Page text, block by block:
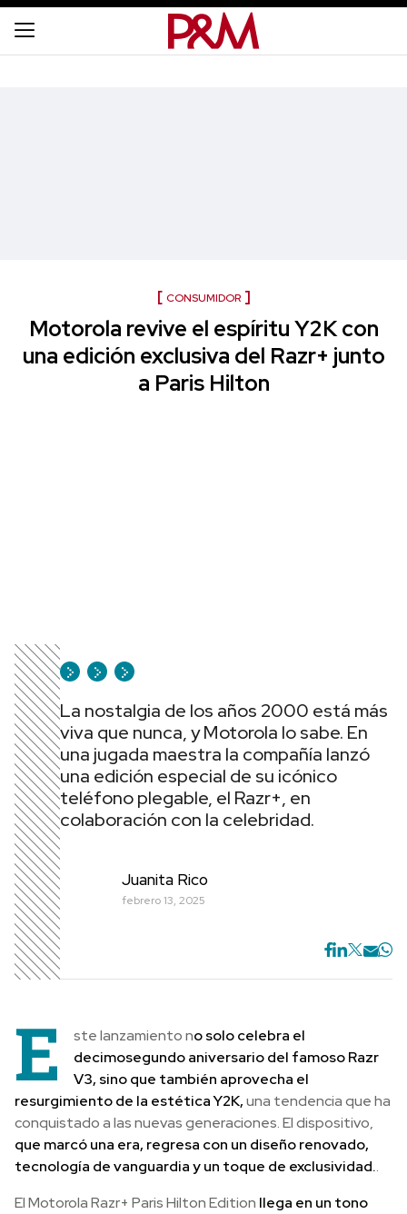
CONSUMIDOR
Motorola revive el espíritu Y2K con
una edición exclusiva del Razr+ junto
a Paris Hilton
La nostalgia de los años 2000 está más
viva que nunca, y Motorola lo sabe. En
una jugada maestra la compañía lanzó
una edición especial de su icónico
teléfono plegable, el Razr+, en
colaboración con la celebridad.
Juanita Rico
febrero 13, 2025
E ste lanzamiento no solo celebra el
decimosegundo aniversario del famoso Razr
V3, sino que también aprovecha el
resurgimiento de la estética Y2K,una tendencia que ha
conquistado a las nuevas generaciones. El dispositivo,
que marcó una era, regresa con un diseño renovado,
tecnología de vanguardia y un toque de exclusividad..
El Motorola Razr+ Paris Hilton Edition llega en un tono